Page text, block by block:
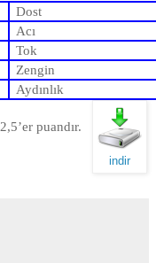
Dost
Acı
Tok
Zengin
Aydınlık
indir
puandır.